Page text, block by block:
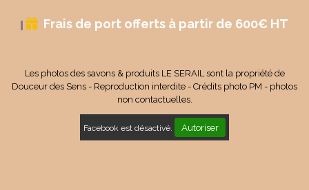
 Frais de port offerts à partir de 600€ HT
Les photos des savons & produits LE SERAIL sont la propriété de
Douceur des Sens - Reproduction interdite - Crédits photo PM - photos
non contactuelles.
Facebook est désactivé. Autoriser